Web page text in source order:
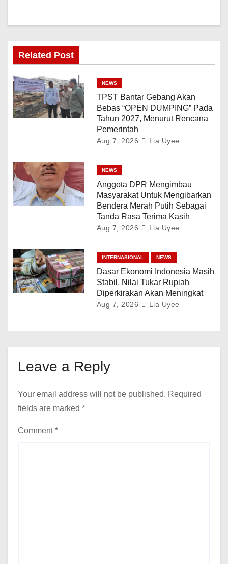
Related Post
NEWS
TPST Bantar Gebang Akan
Bebas “OPEN DUMPING” Pada
Tahun 2027, Menurut Rencana
Pemerintah
Aug 7, 2026 Lia Uyee
NEWS
Anggota DPR Mengimbau
Masyarakat Untuk Mengibarkan
Bendera Merah Putih Sebagai
Tanda Rasa Terima Kasih
Aug 7, 2026 Lia Uyee
INTERNASIONAL NEWS
Dasar Ekonomi Indonesia Masih
Stabil, Nilai Tukar Rupiah
Diperkirakan Akan Meningkat
Aug 7, 2026 Lia Uyee
Leave a Reply
Your email address will not be published. Required
fields are marked *
Comment*